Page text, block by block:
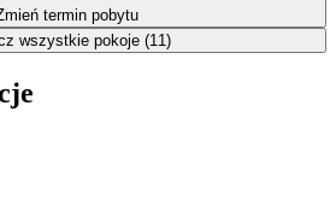
termin pobytu
wszystkie pokoje (11)